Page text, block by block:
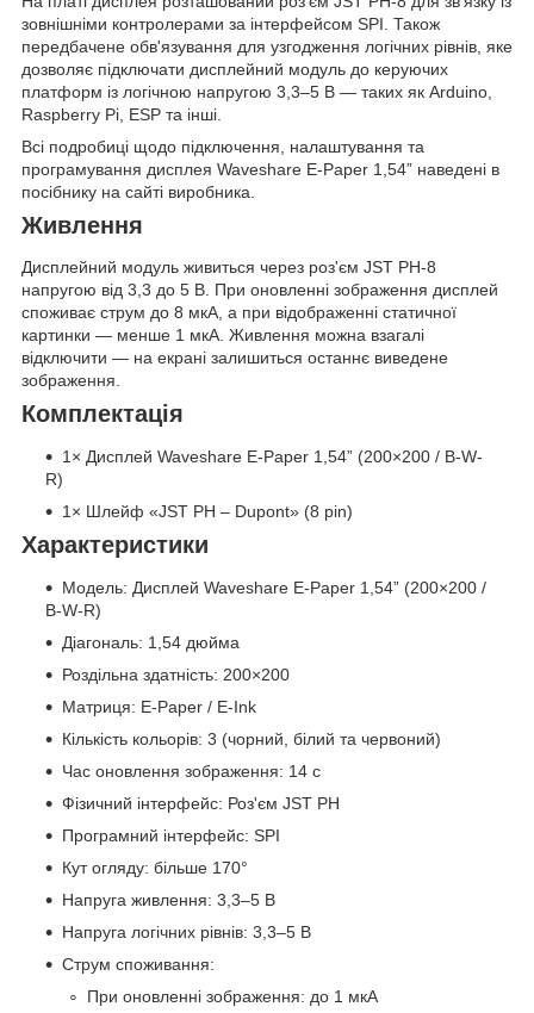
зовнішніми контролерами за інтерфейсом SPI. Також
передбачене обв'язування для узгодження логічних рівнів, яке
дозволяє підключати дисплейний модуль до керуючих
платформ із логічною напругою 3,3–5 В — таких як Arduino,
Raspberry Pi, ESP та інші.
Всі подробиці щодо підключення, налаштування та
програмування дисплея Waveshare E-Paper 1,54” наведені в
посібнику на сайті виробника.
Живлення
Дисплейний модуль живиться через роз'єм JST PH-8
напругою від 3,3 до 5 В. При оновленні зображення дисплей
споживає струм до 8 мкА, а при відображенні статичної
картинки — менше 1 мкА. Живлення можна взагалі
відключити — на екрані залишиться останнє виведене
зображення.
Комплектація
1× Дисплей Waveshare E-Paper 1,54” (200×200 / B-W-
R)
1× Шлейф «JST PH – Dupont» (8 pin)
Характеристики
Модель: Дисплей Waveshare E-Paper 1,54” (200×200 /
B-W-R)
Діагональ: 1,54 дюйма
Роздільна здатність: 200×200
Матриця: E-Paper / E-Ink
Кількість кольорів: 3 (чорний, білий та червоний)
Час оновлення зображення: 14 с
Фізичний інтерфейс: Роз'єм JST PH
Програмний інтерфейс: SPI
Кут огляду: більше 170°
Напруга живлення: 3,3–5 В
Напруга логічних рівнів: 3,3–5 В
Струм споживання:
При оновленні зображення: до 1 мкА